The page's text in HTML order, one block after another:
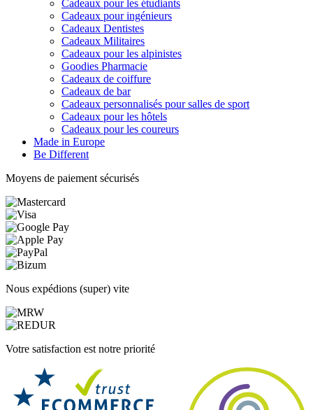
Cadeaux pour les étudiants
Cadeaux pour ingénieurs
Cadeaux Dentistes
Cadeaux Militaires
Cadeaux pour les alpinistes
Goodies Pharmacie
Cadeaux de coiffure
Cadeaux de bar
Cadeaux personnalisés pour salles de sport
Cadeaux pour les hôtels
Cadeaux pour les coureurs
Made in Europe
Be Different
Moyens de paiement sécurisés
Nous expédions (super) vite
Votre satisfaction est notre priorité